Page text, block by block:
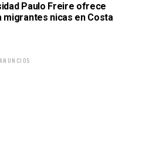
Paulo Freire ofrece
migrantes nicas en Costa
ANUNCIOS